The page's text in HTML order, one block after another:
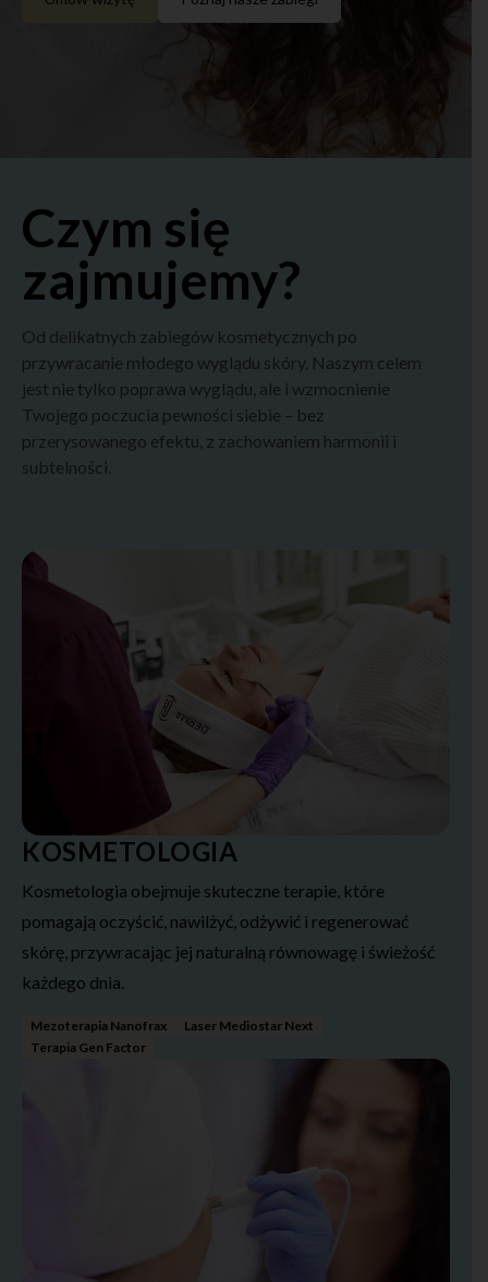
Czym się
zajmujemy?
Od delikatnych zabiegów kosmetycznych po
przywracanie młodego wyglądu skóry. Naszym celem
jest nie tylko poprawa wyglądu, ale i wzmocnienie
Twojego poczucia pewności siebie – bez
przerysowanego efektu, z zachowaniem harmonii i
subtelności.
KOSMETOLOGIA
Kosmetologia obejmuje skuteczne terapie, które
pomagają oczyścić, nawilżyć, odżywić i regenerować
skórę, przywracając jej naturalną równowagę i świeżość
każdego dnia.
Mezoterapia Nanofrax
Laser Mediostar Next
Terapia Gen Factor